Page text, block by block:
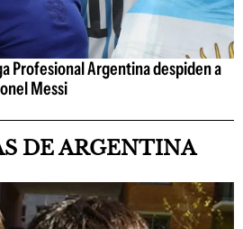
Profesional Argentina despiden a
Messi
DE ARGENTINA